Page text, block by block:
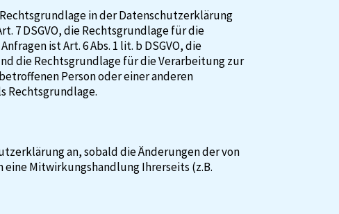
in der Datenschutzerklärung
7 DSGVO, die Rechtsgrundlage für die
ist Art. 6 Abs. 1 lit. b DSGVO, die
die Rechtsgrundlage für die Verarbeitung zur
Person oder einer anderen
Rechtsgrundlage.
an, sobald die Änderungen der von
Mitwirkungshandlung Ihrerseits (z.B.